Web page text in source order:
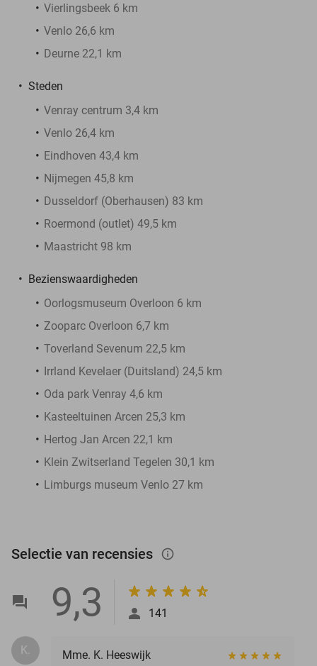
Vierlingsbeek 6 km
Venlo 26,6 km
Deurne 22,1 km
Steden
Venray centrum 3,4 km
Venlo 26,4 km
Eindhoven 43,4 km
Nijmegen 45,8 km
Dusseldorf (Oberhausen) 83 km
Roermond (outlet) 49,5 km
Maastricht 98 km
Bezienswaardigheden
Oorlogsmuseum Overloon 6 km
Zooparc Overloon 6,7 km
Toverland Sevenum 22,5 km
Irrland Kevelaer (Duitsland) 24,5 km
Oda park Venray 4,6 km
Kasteeltuinen Arcen 25,3 km
Hertog Jan Arcen 22,1 km
Klein Zwitserland Tegelen 30,1 km
Limburgs museum Venlo 27 km
Selectie van recensies info_outlined
9,3 141
K.
Mme. K. Heeswijk